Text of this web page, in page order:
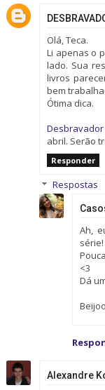
Olá, Teca.
Li apenas o
lado. Sua
livros
bem
Ótima dica.
abril. Serão
Responder
Respostas
Ah,
série!
<3
Dá
Alexandre